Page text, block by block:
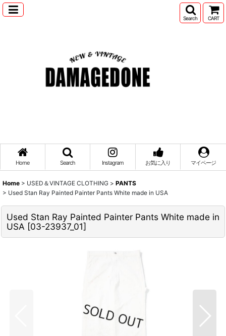
Search CART
Home Search Instagram お気に入り マイページ
Home > USED＆VINTAGE CLOTHING > PANTS
> Used Stan Ray Painted Painter Pants White made in USA
Used Stan Ray Painted Painter Pants White made in
USA [03-23937_01]